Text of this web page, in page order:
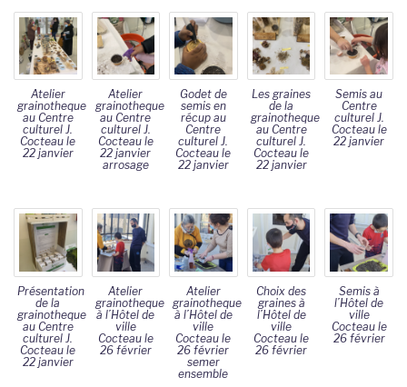
Atelier
grainotheque
au Centre
culturel J.
Cocteau le
22 janvier
Atelier
grainotheque
au Centre
culturel J.
Cocteau le
22 janvier
arrosage
Godet de
semis en
récup au
Centre
culturel J.
Cocteau le
22 janvier
Les graines
de la
grainotheque
au Centre
culturel J.
Cocteau le
22 janvier
Semis au
Centre
culturel J.
Cocteau le
22 janvier
Présentation
de la
grainotheque
au Centre
culturel J.
Cocteau le
22 janvier
Atelier
grainotheque
à l’Hôtel de
ville
Cocteau le
26 février
Atelier
grainotheque
à l’Hôtel de
ville
Cocteau le
26 février
semer
ensemble
Choix des
graines à
l’Hôtel de
ville
Cocteau le
26 février
Semis à
l’Hôtel de
ville
Cocteau le
26 février